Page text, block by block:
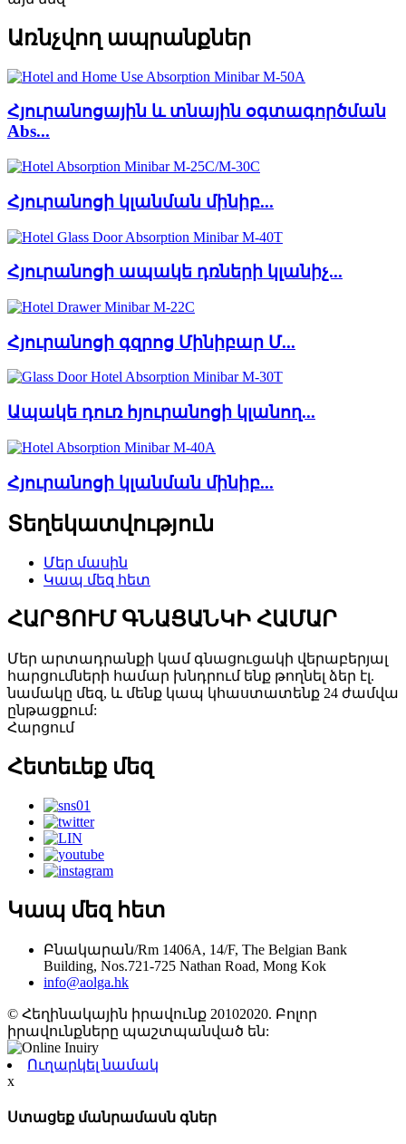
Առնչվող ապրանքներ
Հյուրանոցային և տնային օգտագործման
Abs...
Հյուրանոցի կլանման մինիբ...
Հյուրանոցի ապակե դռների կլանիչ...
Հյուրանոցի գզրոց Մինիբար Մ...
Ապակե դուռ հյուրանոցի կլանող...
Հյուրանոցի կլանման մինիբ...
Տեղեկատվություն
Մեր մասին
Կապ մեզ հետ
ՀԱՐՑՈՒՄ ԳՆԱՑԱՆԿԻ ՀԱՄԱՐ
Մեր արտադրանքի կամ գնացուցակի վերաբերյալ
հարցումների համար խնդրում ենք թողնել ձեր էլ.
նամակը մեզ, և մենք կապ կհաստատենք 24 ժամվա
ընթացքում:
Հարցում
Հետեւեք մեզ
Կապ մեզ հետ
Բնակարան/Rm 1406A, 14/F, The Belgian Bank
Building, Nos.721-725 Nathan Road, Mong Kok
info@aolga.hk
© Հեղինակային իրավունք 20102020. Բոլոր
իրավունքները պաշտպանված են:
Ուղարկել նամակ
x
Ստացեք մանրամասն գներ